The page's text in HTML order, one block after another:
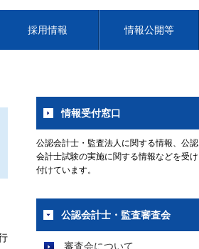
採用情報 情報公開等
情報受付窓口
公認会計士・監査法人に関する情報、公認
会計士試験の実施に関する情報などを受け
付けています。
公認会計士・監査審査会
審査会について